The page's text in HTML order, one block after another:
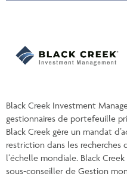
Black Creek Investment
gestionnaires de portefeuille
Black Creek gère un mandat
restriction dans les recherches
l’échelle mondiale. Black
sous-conseiller de Gestion